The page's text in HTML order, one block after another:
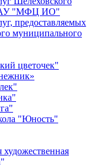
ГАУ "МФЦ ИО"
предоставляемых
муниципального
цветочек"
"Юность"